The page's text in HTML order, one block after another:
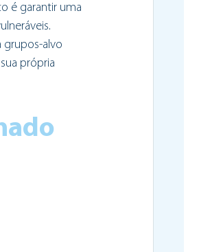
é garantir uma
grupos-alvo
própria